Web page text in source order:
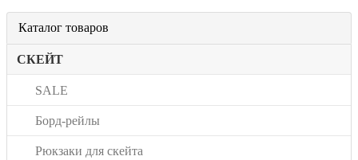
Каталог товаров
СКЕЙТ
SALE
Борд-рейлы
Рюкзаки для скейта